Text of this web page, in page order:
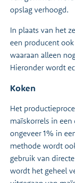
opslag verhoogd.
In plaats van het
een producent
waaraan alleen
Hieronder wordt
Koken
Het
maïskorrels in
ongeveer 1% in
methode wordt
gebruik van
wordt het geheel